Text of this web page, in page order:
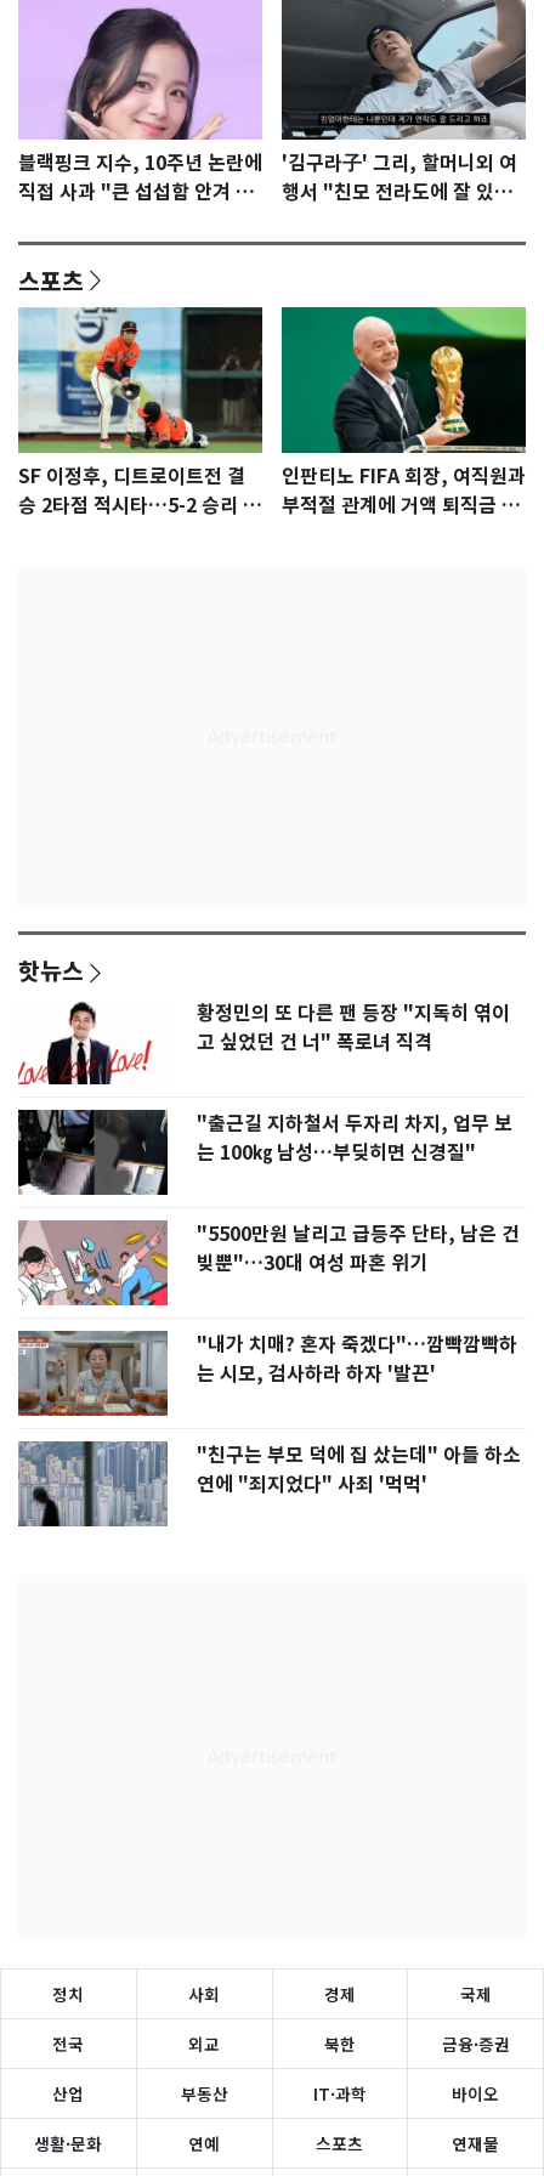
블랙핑크 지수, 10주년 논란에
직접 사과 "큰 섭섭함 안겨 미
'김구라子' 그리, 할머니외 여
행서 "친모 전라도에 잘 있
스포츠
SF 이정후, 디트로이트전 결
승 2타점 적시타…5-2 승리 견
인판티노 FIFA 회장, 여직원과
부적절 관계에 거액 퇴직금 지
핫뉴스
황정민의 또 다른 팬 등장 "지독히 엮이
고 싶었던 건 너" 폭로녀 직격
"출근길 지하철서 두자리 차지, 업무 보
는 100㎏ 남성…부딪히면 신경질"
"5500만원 날리고 급등주 단타, 남은 건
빚뿐"…30대 여성 파혼 위기
"내가 치매? 혼자 죽겠다"…깜빡깜빡하
는 시모, 검사하라 하자 '발끈'
"친구는 부모 덕에 집 샀는데" 아들 하소
연에 "죄지었다" 사죄 '먹먹'
정치 사회 경제 국제
전국 외교 북한 금융·증권
산업 부동산 IT·과학 바이오
생활·문화 연예 스포츠 연재물